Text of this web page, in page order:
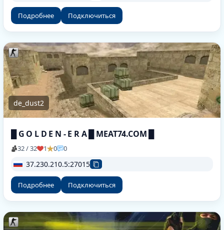
Подробнее Подключиться
de_dust2
█ G O L D E N - E R A █ MEAT74.COM █
32 / 32 1 0 0
37.230.210.5:27015
Подробнее Подключиться